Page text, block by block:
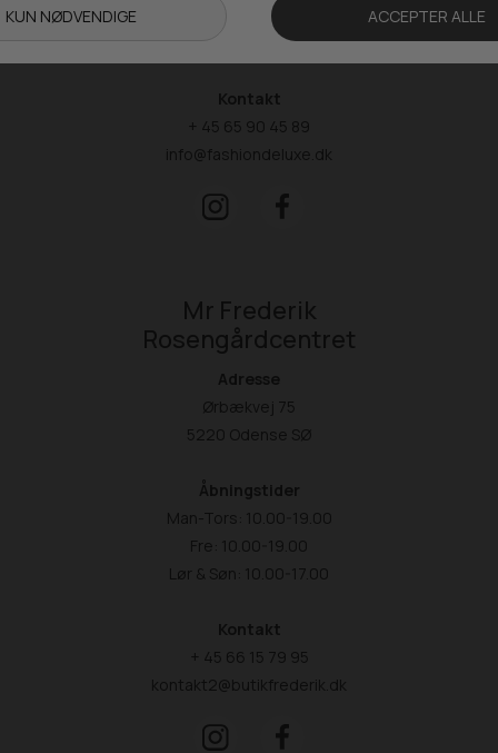
Tors: 09.00-17.00
Fre: 09.00-15.30
Kontakt
+ 45 65 90 45 89
info@fashiondeluxe.dk
Mr Frederik
Rosengårdcentret
Adresse
Ørbækvej 75
5220 Odense SØ
Åbningstider
Man-Tors: 10.00-19.00
Fre: 10.00-19.00
Lør & Søn: 10.00-17.00
Kontakt
+ 45 66 15 79 95
kontakt2@butikfrederik.dk